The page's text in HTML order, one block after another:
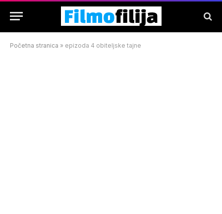
Početna stranica » epizoda 4 obiteljske tajne